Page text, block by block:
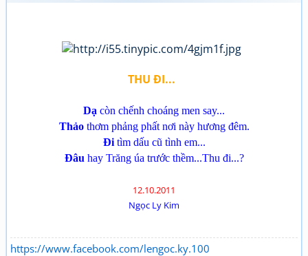
THU ĐI...
Dạ còn chếnh choáng men say...
Thảothơm phảng phất nơi này hương đêm.
Đitìm dấu cũ tình em...
Đâu hay Trăng úa trước thềm...Thu đi...?
12.10.2011
Ngọc Ly Kim
https://www.facebook.com/lengoc.ky.100